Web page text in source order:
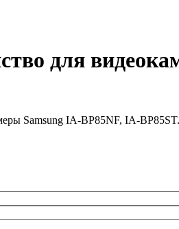
для
Samsung IA-BP85NF, IA-